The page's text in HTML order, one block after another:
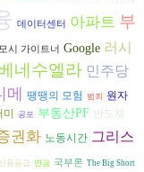
데이터센터 아파트 부
시 가이트너 Google 러시
네수엘라 민주당
메 땡땡의 모험 범죄 원자
공포 부동산PF 반도체
권화 노동시간 그리스
신용등급 연금 국부론 The Big Short